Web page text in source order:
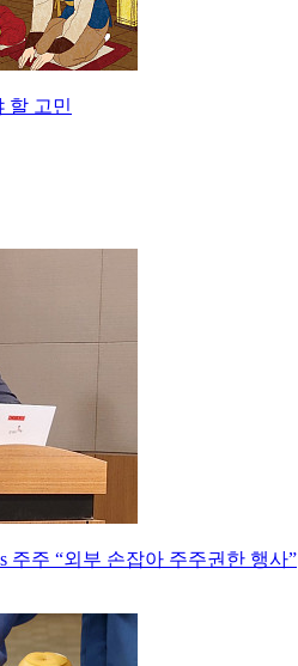
할 고민
주주 “외부 손잡아 주주권한 행사”